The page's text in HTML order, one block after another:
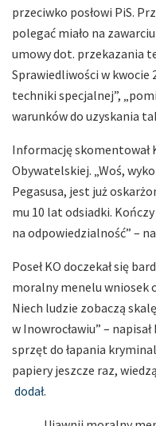
przeciwko posłowi PiS.
polegać miało na
umowy dot. przekazania
Sprawiedliwości w kwocie
techniki specjalnej”,
warunków do uzyskania
Informację skomentował
Obywatelskiej. „Woś,
Pegasusa, jest już
mu 10 lat odsiadki.
na odpowiedzialność” –
Poseł KO doczekał się
moralny menelu wniosek
Niech ludzie zobaczą
w Inowrocławiu” –
sprzęt do łapania
papiery jeszcze raz,
dodał.